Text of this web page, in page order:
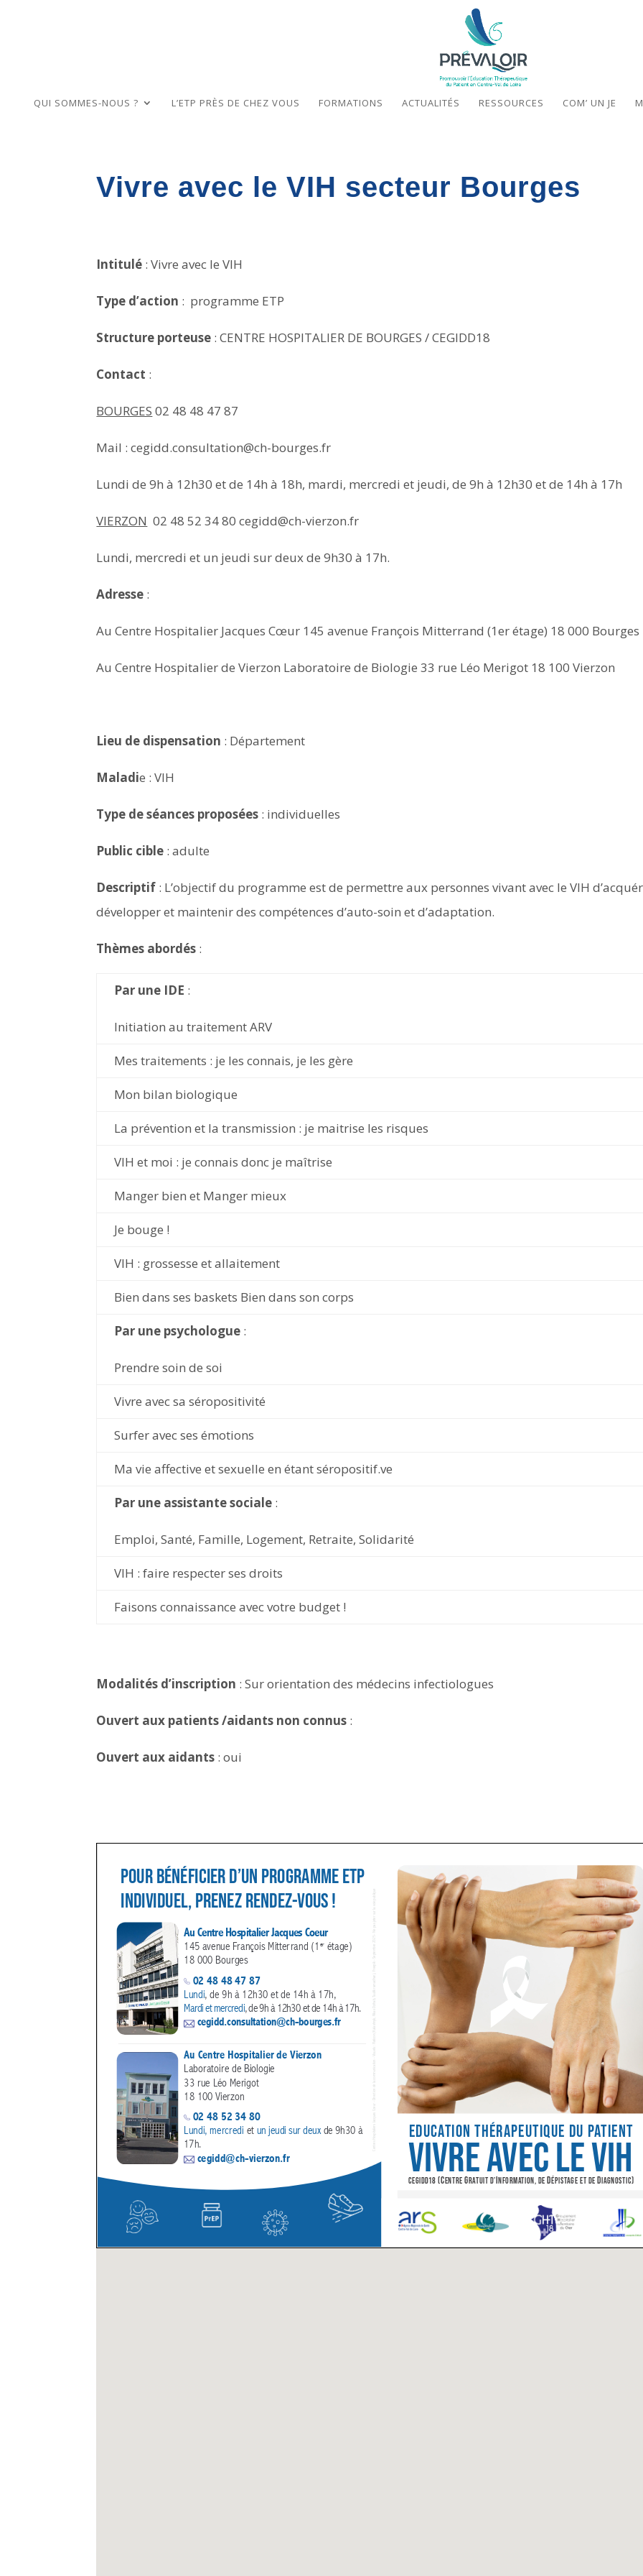
QUI SOMMES-NOUS ? L’ETP PRÈS DE CHEZ VOUS FORMATIONS ACTUALITÉS RESSOURCES COM’ UN JE
Vivre avec le VIH secteur Bourges
Intitulé : Vivre avec le VIH
Type d’action : programme ETP
Structure porteuse : CENTRE HOSPITALIER DE BOURGES / CEGIDD18
Contact :
BOURGES 02 48 48 47 87
Mail : cegidd.consultation@ch-bourges.fr
Lundi de 9h à 12h30 et de 14h à 18h, mardi, mercredi et jeudi, de 9h à 12h30 et de 14h à 17h
VIERZON 02 48 52 34 80 cegidd@ch-vierzon.fr
Lundi, mercredi et un jeudi sur deux de 9h30 à 17h.
Adresse :
Au Centre Hospitalier Jacques Cœur 145 avenue François Mitterrand (1er étage) 18 000 Bourges
Au Centre Hospitalier de Vierzon Laboratoire de Biologie 33 rue Léo Merigot 18 100 Vierzon
Lieu de dispensation : Département
Maladie : VIH
Type de séances proposées : individuelles
Public cible : adulte
Descriptif : L’objectif du programme est de permettre aux personnes vivant avec le VIH
développer et maintenir des compétences d’auto-soin et d’adaptation.
Thèmes abordés :
Par une IDE :
Initiation au traitement ARV
Mes traitements : je les connais, je les gère
Mon bilan biologique
La prévention et la transmission : je maitrise les risques
VIH et moi : je connais donc je maîtrise
Manger bien et Manger mieux
Je bouge !
VIH : grossesse et allaitement
Bien dans ses baskets Bien dans son corps
Par une psychologue :
Prendre soin de soi
Vivre avec sa séropositivité
Surfer avec ses émotions
Ma vie affective et sexuelle en étant séropositif.ve
Par une assistante sociale :
Emploi, Santé, Famille, Logement, Retraite, Solidarité
VIH : faire respecter ses droits
Faisons connaissance avec votre budget !
Modalités d’inscription : Sur orientation des médecins infectiologues
Ouvert aux patients /aidants non connus :
Ouvert aux aidants : oui